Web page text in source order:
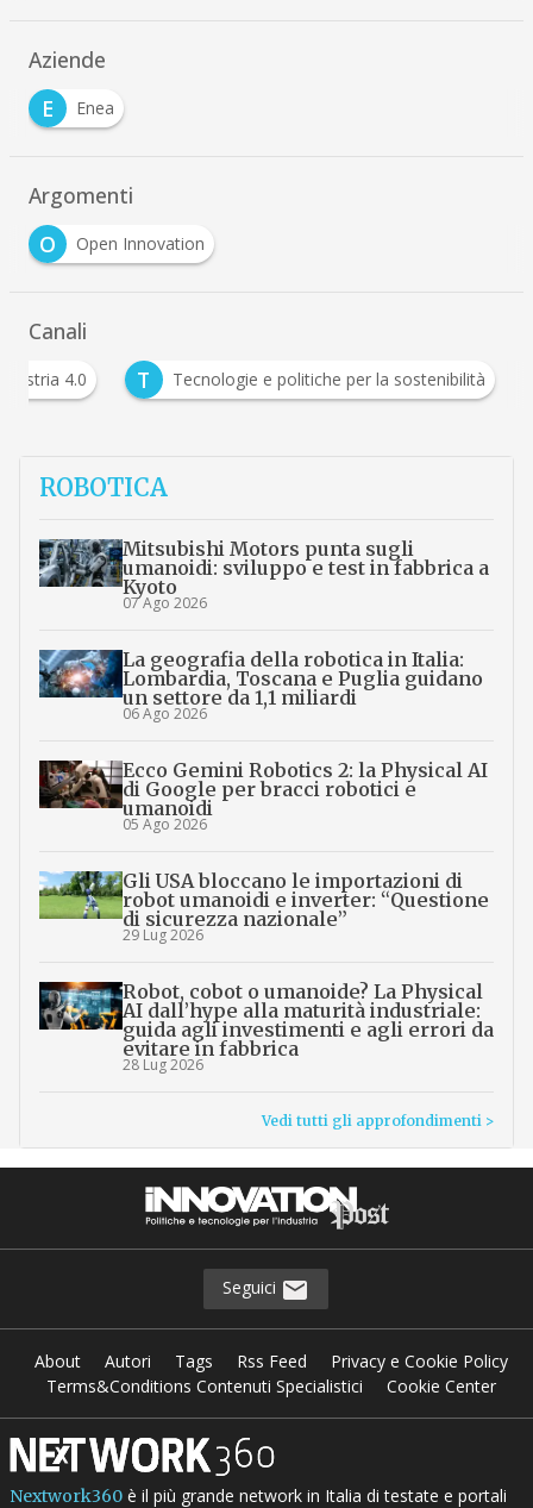
Aziende
E
Enea
Argomenti
O
Open Innovation
Canali
Industria 4.0 T Tecnologie e politiche per la
ROBOTICA
Mitsubishi Motors punta sugli
umanoidi: sviluppo e test in fabbrica a
Kyoto
07 Ago 2026
La geografia della robotica in Italia:
Lombardia, Toscana e Puglia guidano
un settore da 1,1 miliardi
06 Ago 2026
Ecco Gemini Robotics 2: la Physical AI
di Google per bracci robotici e
umanoidi
05 Ago 2026
Gli USA bloccano le importazioni di
robot umanoidi e inverter: “Questione
di sicurezza nazionale”
29 Lug 2026
Robot, cobot o umanoide? La Physical
AI dall’hype alla maturità industriale:
guida agli investimenti e agli errori da
evitare in fabbrica
28 Lug 2026
Vedi tutti gli approfondimenti >
Seguici
About Autori Tags Rss Feed
Privacy e Cookie Policy
Terms&Conditions Contenuti Specialistici
Cookie Center
Nextwork360è il più grande network in Italia di testate e portali